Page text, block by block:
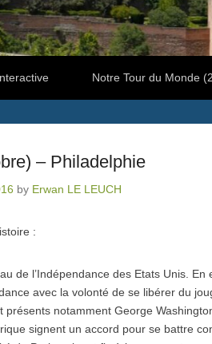
Notre Tour du Monde
– Philadelphie
by Erwan LE LEUCH
:
de l’Indépendance des Etats Unis.
avec la volonté de se libérer du
présents notamment George
signent un accord pour se battre